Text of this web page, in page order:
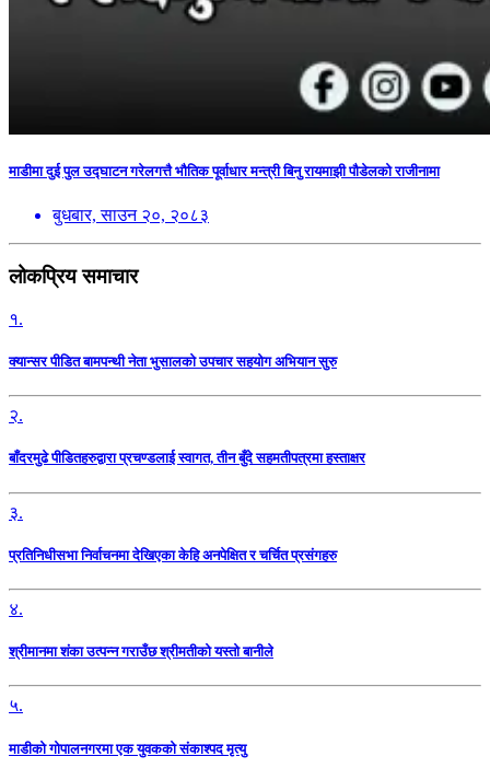
माडीमा दुई पुल उद्घाटन गरेलगत्तै भौतिक पूर्वाधार मन्त्री बिनु रायमाझी पौडेलको राजीनामा
बुधबार, साउन २०, २०८३
लोकप्रिय समाचार
१.
क्यान्सर पीडित बामपन्थी नेता भुसालकाे उपचार सहयोग अभियान सुरु
२.
बाँदरमुढे पीडितहरुद्वारा प्रचण्डलाई स्वागत, तीन बुँदे सहमतीपत्रमा हस्ताक्षर
३.
प्रतिनिधीसभा निर्वाचनमा देखिएका केहि अनपेक्षित र चर्चित प्रसंगहरु
४.
श्रीमानमा शंका उत्पन्न गराउँछ श्रीमतीको यस्तो बानीले
५.
माडीको गोपालनगरमा एक युवकको संकाश्पद मृत्यु